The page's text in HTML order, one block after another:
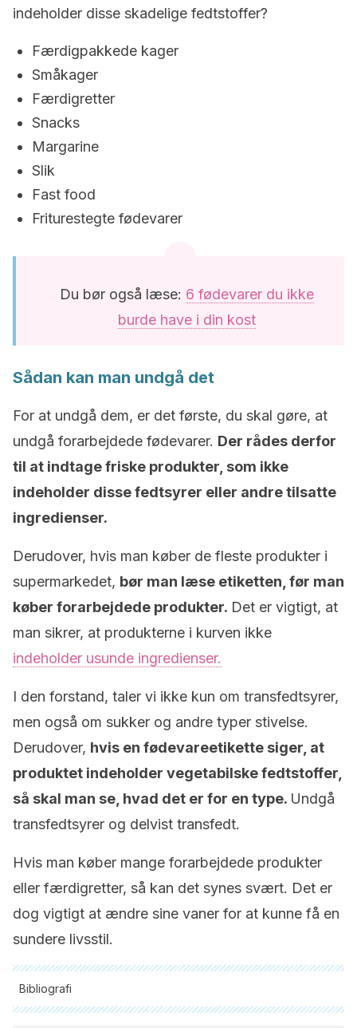
indeholder disse skadelige fedtstoffer?
Færdigpakkede kager
Småkager
Færdigretter
Snacks
Margarine
Slik
Fast food
Friturestegte fødevarer
Du bør også læse: 6 fødevarer du ikke
burde have i din kost
Sådan kan man undgå det
For at undgå dem, er det første, du skal gøre, at
undgå forarbejdede fødevarer. Der rådes derfor
til at indtage friske produkter, som ikke
indeholder disse fedtsyrer eller andre tilsatte
ingredienser.
Derudover, hvis man køber de fleste produkter i
supermarkedet, bør man læse etiketten, før man
køber forarbejdede produkter. Det er vigtigt, at
man sikrer, at produkterne i kurven ikke
indeholder usunde ingredienser.
I den forstand, taler vi ikke kun om transfedtsyrer,
men også om sukker og andre typer stivelse.
Derudover, hvis en fødevareetikette siger, at
produktet indeholder vegetabilske fedtstoffer,
så skal man se, hvad det er for en type. Undgå
transfedtsyrer og delvist transfedt.
Hvis man køber mange forarbejdede produkter
eller færdigretter, så kan det synes svært. Det er
dog vigtigt at ændre sine vaner for at kunne få en
sundere livsstil.
Bibliografi
Alle citerede kilder blev grundigt gennemgået af vores team